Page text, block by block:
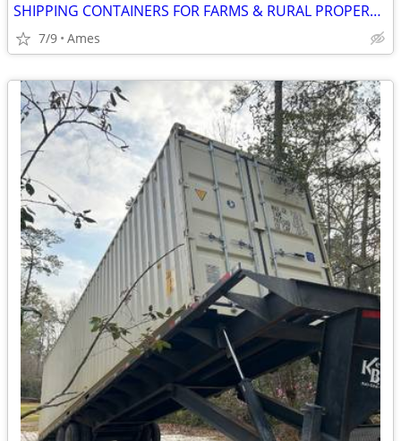
SHIPPING CONTAINERS FOR FARMS & RURAL PROPERTIES (385) 446-6148
7/9 Ames